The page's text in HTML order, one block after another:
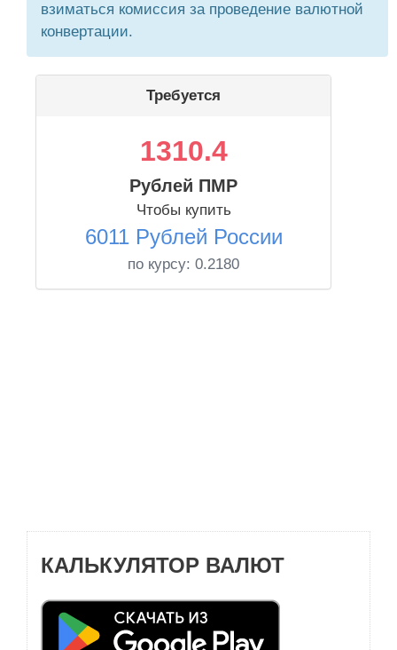
взиматься комиссия за проведение валютной
конвертации.
Требуется
1310.4
Рублей ПМР
Чтобы купить
6011 Рублей России
по курсу: 0.2180
КАЛЬКУЛЯТОР ВАЛЮТ